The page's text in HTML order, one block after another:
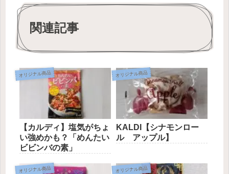
関連記事
オリジナル商品
【カルディ】塩気がちょ
い強めかも？「めんたい
ビビンバの素」
オリジナル商品
KALDI【シナモンロー
ル アップル】
オリジナル商品 オリジナル商品